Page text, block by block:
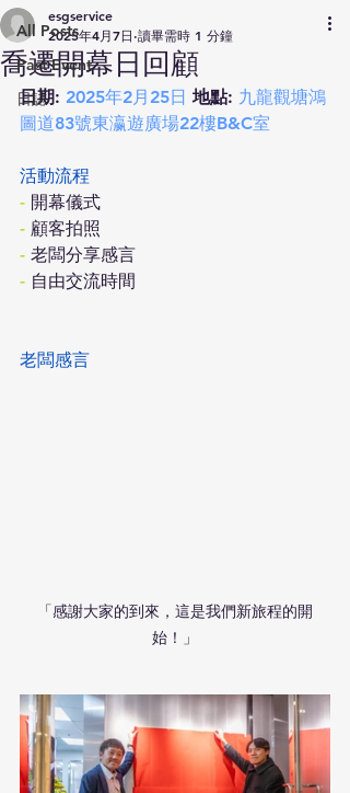
All Posts
Past Event
日誌
喬遷開幕日回顧
esgservice
2025年4月7日 讀畢需時 1 分鐘
日期: 2025年2月25日 地點: 九龍觀塘鴻
圖道83號東瀛遊廣場22樓B&C室
活動流程
- 開幕儀式
- 顧客拍照
- 老闆分享感言
- 自由交流時間
老闆感言
「感謝大家的到來，這是我們新旅程的開
始！」